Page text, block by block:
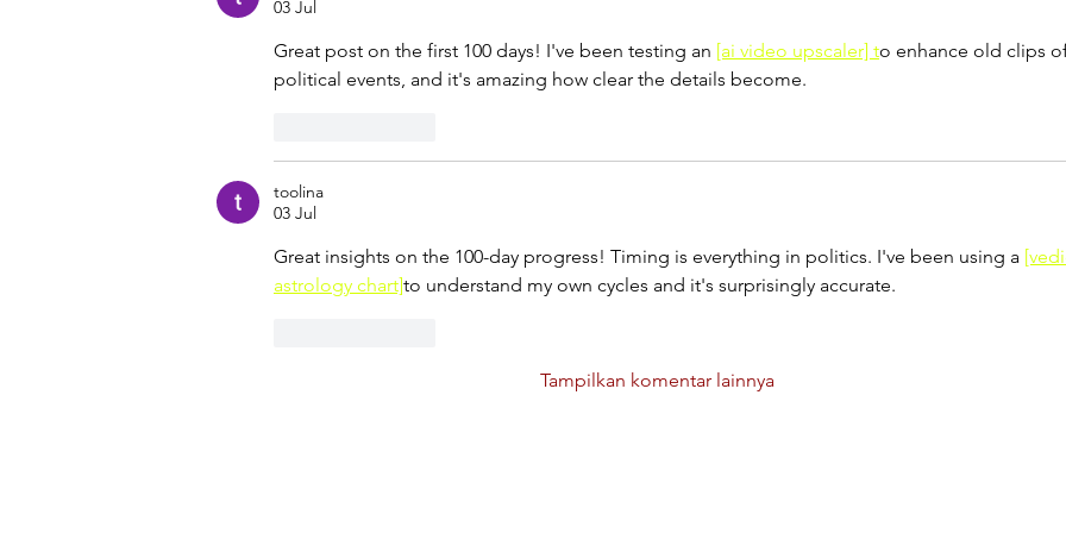
03 Jul
Great post on the first 100 days! I've been testing an [ai video upscaler] to enhance old clips
political events, and it's amazing how clear the details become.
toolina
03 Jul
Great insights on the 100-day progress! Timing is everything in politics. I've been using a
astrology chart]to understand my own cycles and it's surprisingly accurate.
Tampilkan komentar lainnya